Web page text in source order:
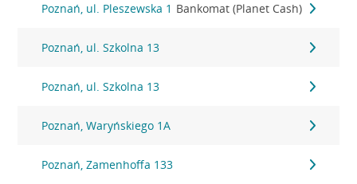
Poznań, ul. Pleszewska 1 Bankomat (Planet Cash)
Poznań, ul. Szkolna 13
Poznań, ul. Szkolna 13
Poznań, Waryńskiego 1A
Poznań, Zamenhoffa 133